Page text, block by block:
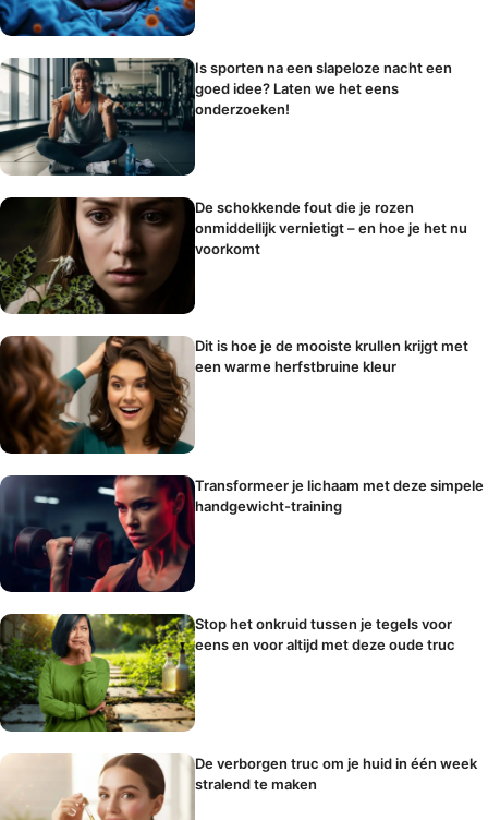
Is sporten na een slapeloze nacht een
goed idee? Laten we het eens
onderzoeken!
De schokkende fout die je rozen
onmiddellijk vernietigt – en hoe je het nu
voorkomt
Dit is hoe je de mooiste krullen krijgt met
een warme herfstbruine kleur
Transformeer je lichaam met deze simpele
handgewicht-training
Stop het onkruid tussen je tegels voor
eens en voor altijd met deze oude truc
De verborgen truc om je huid in één week
stralend te maken